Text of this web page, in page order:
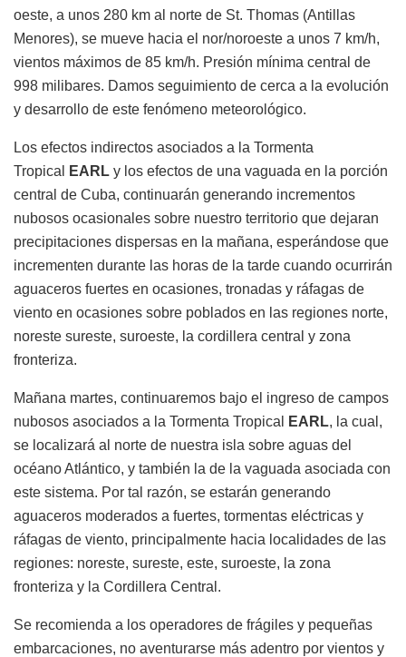
oeste, a unos 280 km al norte de St. Thomas (Antillas
Menores), se mueve hacia el nor/noroeste a unos 7 km/h,
vientos máximos de 85 km/h. Presión mínima central de
998 milibares. Damos seguimiento de cerca a la evolución
y desarrollo de este fenómeno meteorológico.
Los efectos indirectos asociados a la Tormenta
Tropical
EARL y los efectos de una vaguada en la porción
central de Cuba, continuarán generando incrementos
nubosos ocasionales sobre nuestro territorio que dejaran
precipitaciones dispersas en la mañana, esperándose que
incrementen durante las horas de la tarde cuando ocurrirán
aguaceros fuertes en ocasiones, tronadas y ráfagas de
viento en ocasiones sobre poblados en las regiones norte,
noreste sureste, suroeste, la cordillera central y zona
fronteriza.
Mañana martes, continuaremos bajo el ingreso de campos
nubosos asociados a la Tormenta Tropical
EARL, la cual,
se localizará al norte de nuestra isla sobre aguas del
océano Atlántico, y también la de la vaguada asociada con
este sistema. Por tal razón, se estarán generando
aguaceros moderados a fuertes, tormentas eléctricas y
ráfagas de viento, principalmente hacia localidades de las
regiones: noreste, sureste, este, suroeste, la zona
fronteriza y la Cordillera Central.
Se recomienda a los operadores de frágiles y pequeñas
embarcaciones, no aventurarse más adentro por vientos y